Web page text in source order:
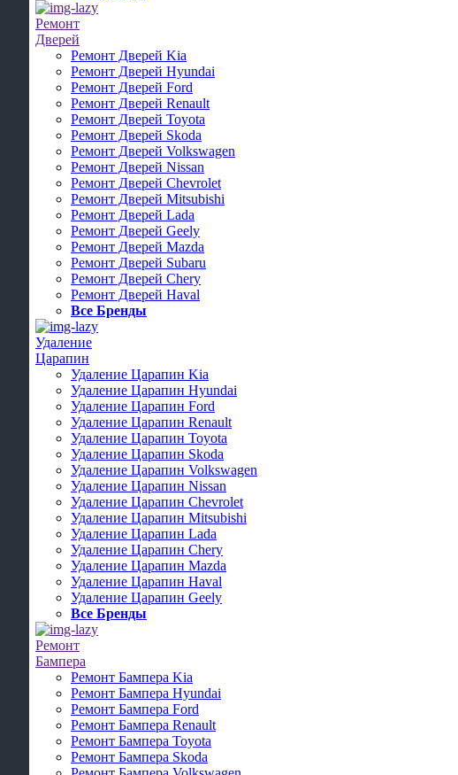
Ремонт
Дверей
Ремонт Дверей Kia
Ремонт Дверей Hyundai
Ремонт Дверей Ford
Ремонт Дверей Renault
Ремонт Дверей Toyota
Ремонт Дверей Skoda
Ремонт Дверей Volkswagen
Ремонт Дверей Nissan
Ремонт Дверей Chevrolet
Ремонт Дверей Mitsubishi
Ремонт Дверей Lada
Ремонт Дверей Geely
Ремонт Дверей Mazda
Ремонт Дверей Subaru
Ремонт Дверей Chery
Ремонт Дверей Haval
Все Бренды
Удаление
Царапин
Удаление Царапин Kia
Удаление Царапин Hyundai
Удаление Царапин Ford
Удаление Царапин Renault
Удаление Царапин Toyota
Удаление Царапин Skoda
Удаление Царапин Volkswagen
Удаление Царапин Nissan
Удаление Царапин Chevrolet
Удаление Царапин Mitsubishi
Удаление Царапин Lada
Удаление Царапин Chery
Удаление Царапин Mazda
Удаление Царапин Haval
Удаление Царапин Geely
Все Бренды
Ремонт
Бампера
Ремонт Бампера Kia
Ремонт Бампера Hyundai
Ремонт Бампера Ford
Ремонт Бампера Renault
Ремонт Бампера Toyota
Ремонт Бампера Skoda